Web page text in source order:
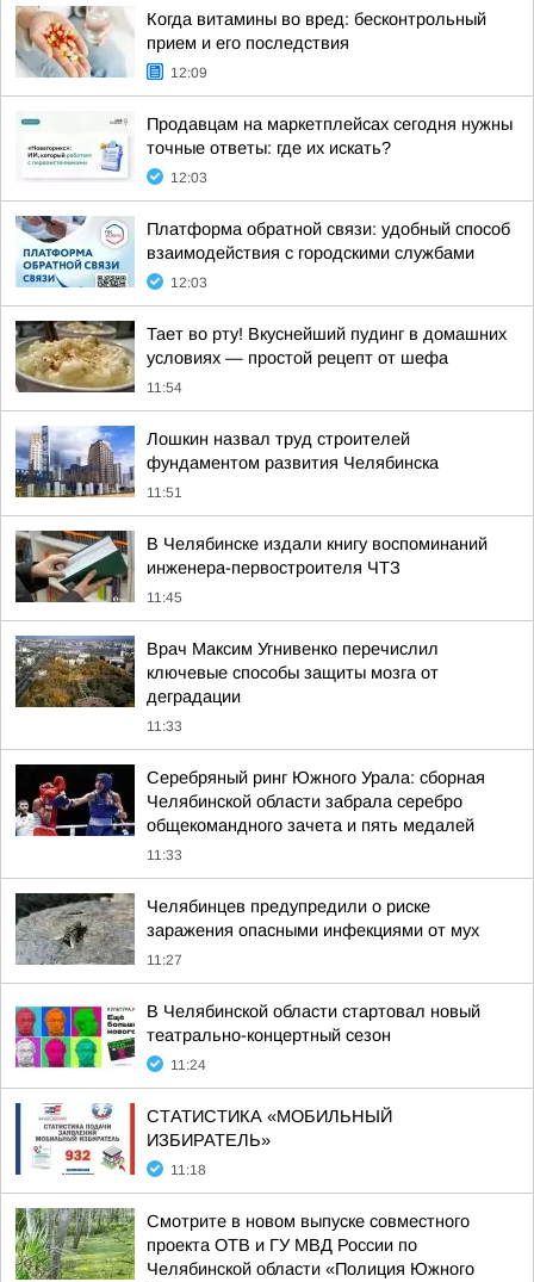
Когда витамины во вред: бесконтрольный
прием и его последствия
12:09
Продавцам на маркетплейсах сегодня нужны
точные ответы: где их искать?
12:03
Платформа обратной связи: удобный способ
взаимодействия с городскими службами
12:03
Тает во рту! Вкуснейший пудинг в домашних
условиях — простой рецепт от шефа
11:54
Лошкин назвал труд строителей
фундаментом развития Челябинска
11:51
В Челябинске издали книгу воспоминаний
инженера-первостроителя ЧТЗ
11:45
Врач Максим Угнивенко перечислил
ключевые способы защиты мозга от
деградации
11:33
Серебряный ринг Южного Урала: сборная
Челябинской области забрала серебро
общекомандного зачета и пять медалей
11:33
Челябинцев предупредили о риске
заражения опасными инфекциями от мух
11:27
В Челябинской области стартовал новый
театрально-концертный сезон
11:24
СТАТИСТИКА «МОБИЛЬНЫЙ
ИЗБИРАТЕЛЬ»
11:18
Смотрите в новом выпуске совместного
проекта ОТВ и ГУ МВД России по
Челябинской области «Полиция Южного